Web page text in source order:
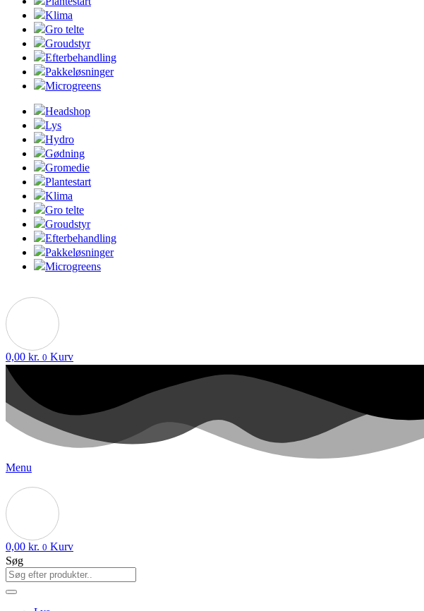
Klima
Gro telte
Groudstyr
Efterbehandling
Pakkeløsninger
Microgreens
Headshop
Lys
Hydro
Gødning
Gromedie
Plantestart
Klima
Gro telte
Groudstyr
Efterbehandling
Pakkeløsninger
Microgreens
0,00 kr. 0 Kurv
Menu
0,00 kr. 0 Kurv
Søg